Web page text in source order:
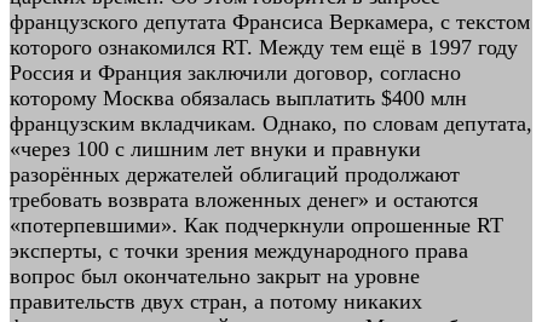
французского депутата Франсиса Веркамера, с текстом
которого ознакомился RT. Между тем ещё в 1997 году
Россия и Франция заключили договор, согласно
которому Москва обязалась выплатить $400 млн
французским вкладчикам. Однако, по словам депутата,
«через 100 с лишним лет внуки и правнуки
разорённых держателей облигаций продолжают
требовать возврата вложенных денег» и остаются
«потерпевшими». Как подчеркнули опрошенные RT
эксперты, с точки зрения международного права
вопрос был окончательно закрыт на уровне
правительств двух стран, а потому никаких